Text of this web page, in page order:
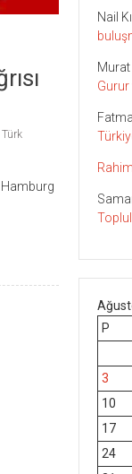
Hamburg
Nail
Gurur
P
3
10
17
24